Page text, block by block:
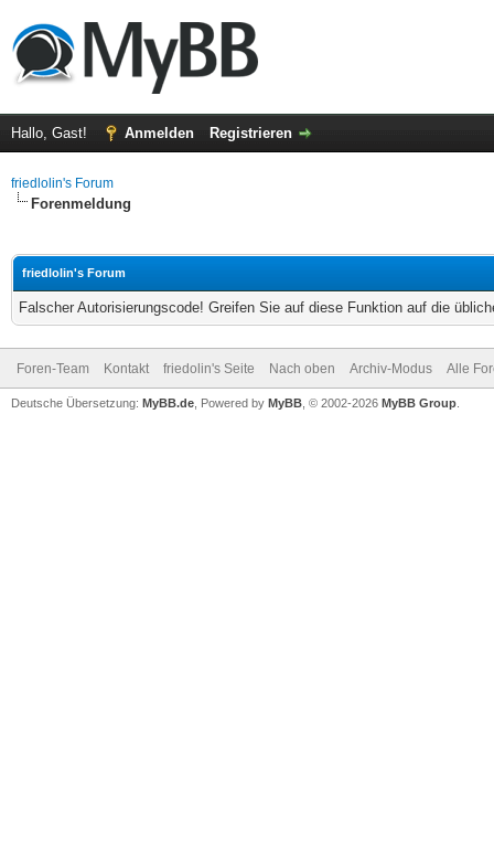
Hallo, Gast! Anmelden Registrieren
friedlolin's Forum
Forenmeldung
friedlolin's Forum
Falscher Autorisierungscode! Greifen Sie auf diese Funktion auf die
Foren-Team Kontakt friedolin's Seite Nach oben Archiv-Modus Alle
Deutsche Übersetzung: MyBB.de , Powered by MyBB , © 2002-2026 MyBB Group